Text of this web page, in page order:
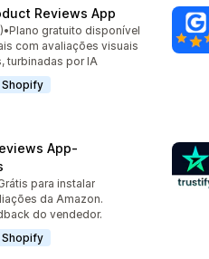
Reviews App
ao todo
•Plano gratuito disponível
com avaliações visuais
turbinadas por IA
App‑
ao todo
para instalar
da Amazon.
do vendedor.